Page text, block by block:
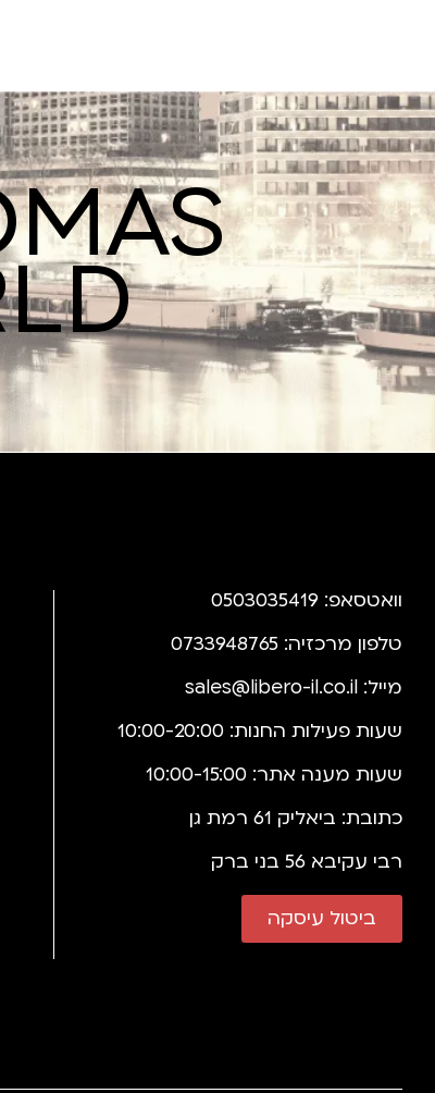
וואטסאפ: 0503035419
טלפון מרכזיה: 0733948765
מייל: sales@libero-il.co.il
שעות פעילות החנות: 10:00-20:00
שעות מענה אתר: 10:00-15:00
כתובת: ביאליק 61 רמת גן
רבי עקיבא 56 בני ברק
ביטול עיסקה